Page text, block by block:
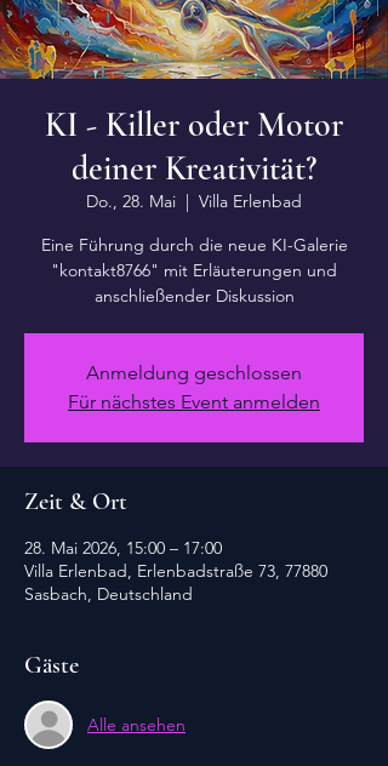
KI - Killer oder Motor
deiner Kreativität?
Do., 28. Mai
  |
Villa Erlenbad
Eine Führung durch die neue KI-Galerie
"kontakt8766" mit Erläuterungen und
anschließender Diskussion
Anmeldung geschlossen
Für nächstes Event anmelden
Zeit & Ort
28. Mai 2026, 15:00 – 17:00
Villa Erlenbad, Erlenbadstraße 73, 77880
Sasbach, Deutschland
Gäste
Alle ansehen